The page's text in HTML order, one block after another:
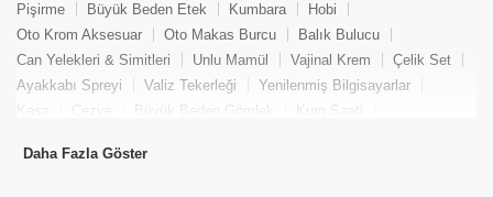
Pişirme
Büyük Beden Etek Kumbara
Hobi
Oto Krom Aksesuar
Oto Makas Burcu
Balık Bulucu
Can Yelekleri & Simitleri
Unlu Mamül Vajinal Krem
Çelik Set
Ayakkabı Spreyi
Valiz Tekerleği
Yenilenmiş Bilgisayarlar
Kasa
Cezve Büyük Beden Gömlek
Kum Saati
Tekne Bağlama & Demirleme
Daha Fazla Göster